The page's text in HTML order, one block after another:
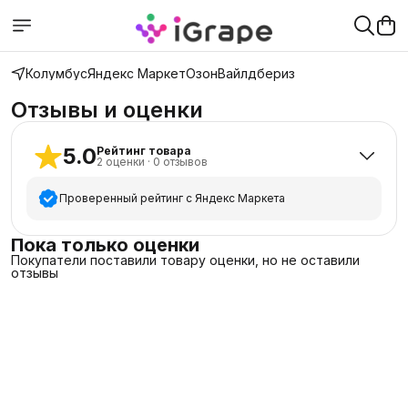
КолумбусЯндекс МаркетОзонВайлдбериз
Отзывы и оценки
5.0Рейтинг товара
2 оценки · 0 отзывов
Проверенный рейтинг с Яндекс Маркета
5 звёзд
2
4 звезды
Пока только оценки
Покупатели поставили товару оценки, но не оставили
отзывы